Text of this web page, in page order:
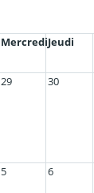
MercrediJeudi
29 30
5 6